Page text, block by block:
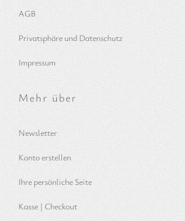
AGB
Privatsphäre und Datenschutz
Impressum
Mehr über
Newsletter
Konto erstellen
Ihre persönliche Seite
Kasse | Checkout